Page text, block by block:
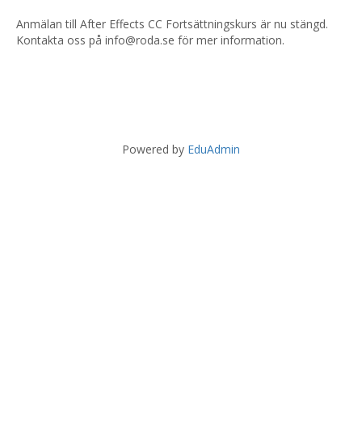
Anmälan till After Effects CC Fortsättningskurs är nu stängd.
Kontakta oss på info@roda.se för mer information.
Powered by EduAdmin